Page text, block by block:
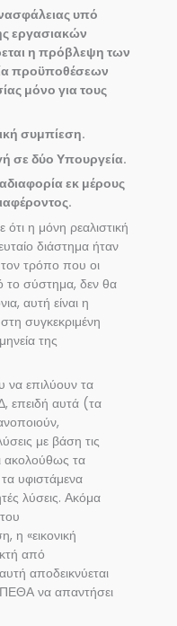
υπό
εργασιακών
η πρόβλεψη των
προϋποθέσεων
μόνο για τους
συμπίεση.
σε δύο Υπουργεία.
εκ μέρους
η μόνη ρεαλιστική
διάστημα ήταν
τον τρόπο που οι
το σύστημα, δεν θα
αυτή είναι η
συγκεκριμένη
της
να επιλύουν τα
επειδή αυτά (τα
με βάση τις
ακολούθως τα
υφιστάμενα
λύσεις. Ακόμα
η «εικονική
από
αποδεικνύεται
να απαντήσει